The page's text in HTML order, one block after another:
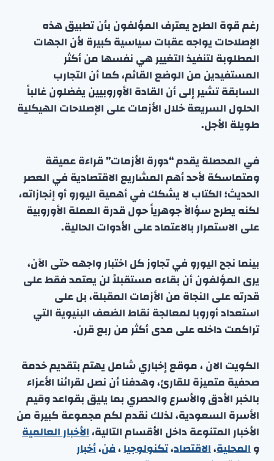
رغم قوة الطرح يعترف المؤلفون بأن تطبيق هذه
الإصلاحات يواجه عقبات سياسية كبيرة لأن الجهات
المطلوبة لتنفيذ التغيير هي نفسها من أكثر
المستفيدين من الوضع القائم، كما أن التجارب
السابقة تشير إلى أن القادة الأوروبيين يفضلون غالباً
الحلول السريعة خلال الأزمات على الإصلاحات الهيكلية
طويلة الأجل.
في المحصلة يقدم “دورة الأزمات” قراءة عميقة
ومتماسكة لأحد أهم المشاريع الاقتصادية في العصر
الحديث؛ الكتاب لا يشكك في أهمية اليورو أو إنجازاته،
لكنه يطرح سؤالاً جوهرياً حول قدرة العملة الأوروبية
على الاستمرار بالاعتماد على الأدوات الحالية.
بينما نجح اليورو في تجاوز كل اختبار واجهه حتى الآن،
يرى المؤلفون أن بقاءه مستقبلاً لن يعتمد فقط على
قدرته على النجاة من الأزمات المقبلة، بل على
استعداد أوروبا لمعالجة نقاط الضعف البنيوية التي
تراكمت داخله على مدى أكثر من ربع قرن.
الكويت الان ، موقع إخباري شامل يهتم بتقديم خدمة
صحفية متميزة للقارئ، وهدفنا أن نصل لقرائنا الأعزاء
بالخبر الأدق والأسرع والحصري بما يليق بقواعد وقيم
الأسرة السعودية، لذلك نقدم لكم مجموعة كبيرة من
الأخبار المتنوعة داخل الأقسام التالية،الأخبار العالمية
والمحلية،الاقتصاد،تكنولوجيا،فن،أخبار